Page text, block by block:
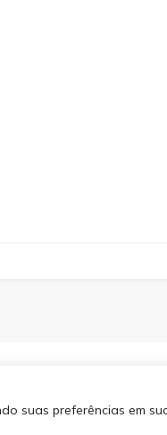
suas preferências em